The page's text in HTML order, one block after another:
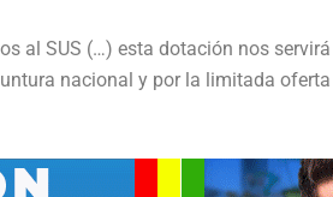
al SUS (…) esta dotación nos
nacional y por la limitada